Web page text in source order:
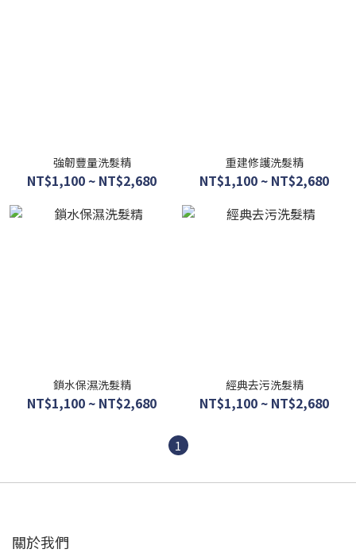
強韌豐量洗髮精
NT$1,100 ~ NT$2,680
重建修護洗髮精
NT$1,100 ~ NT$2,680
鎖水保濕洗髮精
NT$1,100 ~ NT$2,680
經典去污洗髮精
NT$1,100 ~ NT$2,680
1
關於我們